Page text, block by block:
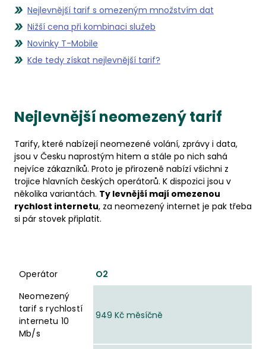
Nejlevnější tarif s omezeným množstvím dat
Nižší cena při kombinaci služeb
Novinky T-Mobile
Kde tedy získat nejlevnější tarif?
Nejlevnější neomezený tarif
Tarify, které nabízejí neomezené volání, zprávy i data,
jsou v Česku naprostým hitem a stále po nich sahá
nejvíce zákazníků. Proto je přirozeně nabízí všichni z
trojice hlavních českých operátorů. K dispozici jsou v
několika variantách. Ty levnější mají omezenou
rychlost internetu, za neomezený internet je pak třeba
si pár stovek připlatit.
Operátor
O2
Neomezený
tarif s rychlostí
internetu 10
Mb/s
949 Kč měsíčně